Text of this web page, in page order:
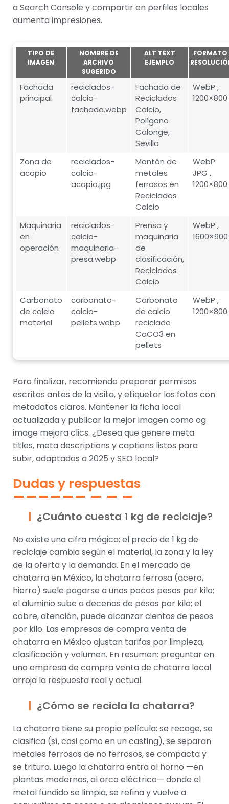
a Search Console y compartir en perfiles locales
aumenta impresiones.
TIPO DE
IMAGEN
NOMBRE DE
ARCHIVO
SUGERIDO
ALT TEXT
EJEMPLO
FORMATO
Fachada
principal
reciclados-
calcio-
fachada.webp
Fachada de
Reciclados
Calcio,
Polígono
Calonge,
Sevilla
WebP ,
1200×800
Zona de
acopio
reciclados-
calcio-
acopio.jpg
Montón de
metales
ferrosos en
Reciclados
Calcio
WebP
JPG ,
1200×800
Maquinaria
en
operación
reciclados-
calcio-
maquinaria-
presa.webp
Prensa y
maquinaria
de
clasificación,
Reciclados
Calcio
WebP ,
1600×900
Carbonato
de calcio
material
carbonato-
calcio-
pellets.webp
Carbonato
de calcio
reciclado
CaCO3 en
pellets
WebP ,
1200×800
Para finalizar, recomiendo preparar permisos
escritos antes de la visita, y etiquetar las fotos con
metadatos claros. Mantener la ficha local
actualizada y publicar la mejor imagen como og
image mejora clics. ¿Desea que genere meta
titles, meta descriptions y captions listos para
subir, adaptados a 2025 y SEO local?
Dudas y respuestas
¿Cuánto cuesta 1 kg de reciclaje?
No existe una cifra mágica: el precio de 1 kg de
reciclaje cambia según el material, la zona y la ley
de la oferta y la demanda. En el mercado de
chatarra en México, la chatarra ferrosa (acero,
hierro) suele pagarse a unos pocos pesos por kilo;
el aluminio sube a decenas de pesos por kilo; el
cobre, atención, puede alcanzar cientos de pesos
por kilo. Las empresas de compra venta de
chatarra en México ajustan tarifas por limpieza,
clasificación y volumen. En resumen: preguntar en
una empresa de compra venta de chatarra local
arroja la respuesta real y actual.
¿Cómo se recicla la chatarra?
La chatarra tiene su propia película: se recoge, se
clasifica (sí, casi como en un casting), se separan
metales ferrosos de no ferrosos, se compacta y
se tritura. Luego la chatarra entra al horno —en
plantas modernas, al arco eléctrico— donde el
metal fundido se limpia, se refina y vuelve a